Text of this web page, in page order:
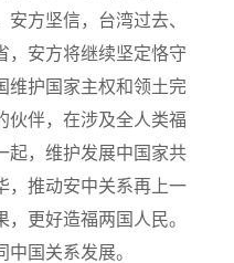
方坚信，台湾过去、
，安方将继续坚定恪守
维护国家主权和领土完
伙伴，在涉及全人类福
起，维护发展中国家共
，推动安中关系再上一
更好造福两国人民。
国关系发展。